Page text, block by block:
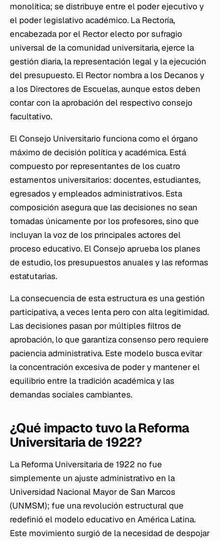
monolítica; se distribuye entre el poder ejecutivo y
el poder legislativo académico. La Rectoría,
encabezada por el Rector electo por sufragio
universal de la comunidad universitaria, ejerce la
gestión diaria, la representación legal y la ejecución
del presupuesto. El Rector nombra a los Decanos y
a los Directores de Escuelas, aunque estos deben
contar con la aprobación del respectivo consejo
facultativo.
El Consejo Universitario funciona como el órgano
máximo de decisión política y académica. Está
compuesto por representantes de los cuatro
estamentos universitarios: docentes, estudiantes,
egresados y empleados administrativos. Esta
composición asegura que las decisiones no sean
tomadas únicamente por los profesores, sino que
incluyan la voz de los principales actores del
proceso educativo. El Consejo aprueba los planes
de estudio, los presupuestos anuales y las reformas
estatutarias.
La consecuencia de esta estructura es una gestión
participativa, a veces lenta pero con alta legitimidad.
Las decisiones pasan por múltiples filtros de
aprobación, lo que garantiza consenso pero requiere
paciencia administrativa. Este modelo busca evitar
la concentración excesiva de poder y mantener el
equilibrio entre la tradición académica y las
demandas sociales cambiantes.
¿Qué impacto tuvo la Reforma
Universitaria de 1922?
La Reforma Universitaria de 1922 no fue
simplemente un ajuste administrativo en la
Universidad Nacional Mayor de San Marcos
(UNMSM); fue una revolución estructural que
redefinió el modelo educativo en América Latina.
Este movimiento surgió de la necesidad de despojar